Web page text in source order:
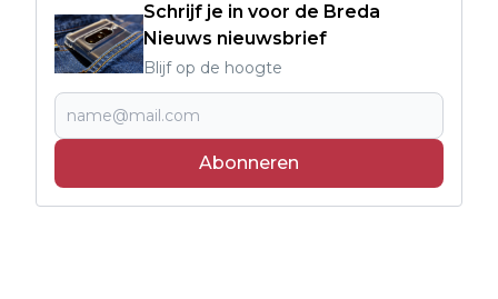
Schrijf je in voor de Breda
Nieuws nieuwsbrief
Blijf op de hoogte
Abonneren